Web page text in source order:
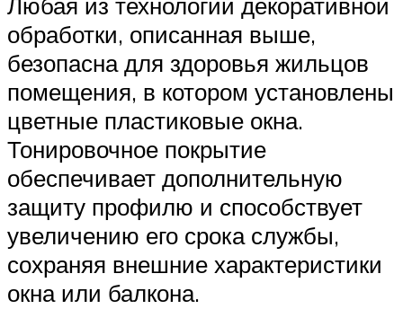
обработки, описанная выше,
безопасна для здоровья жильцов
помещения, в котором установлены
цветные пластиковые окна.
Тонировочное покрытие
обеспечивает дополнительную
защиту профилю и способствует
увеличению его срока службы,
сохраняя внешние характеристики
окна или балкона.